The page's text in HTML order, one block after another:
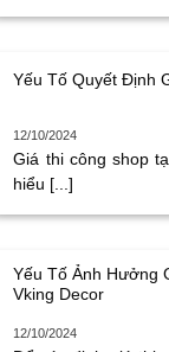
Yếu Tố Quyết Định
12/10/2024
Giá thi công shop
hiểu [...]
Yếu Tố Ảnh Hưởng
Vking Decor
12/10/2024